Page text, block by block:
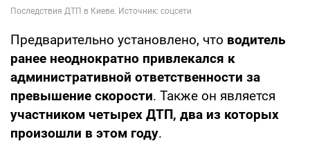
Предварительно установлено, что водитель
ранее неоднократно привлекался к
административной ответственности за
превышение скорости. Также он является
участником четырех ДТП, два из которых
произошли в этом году.